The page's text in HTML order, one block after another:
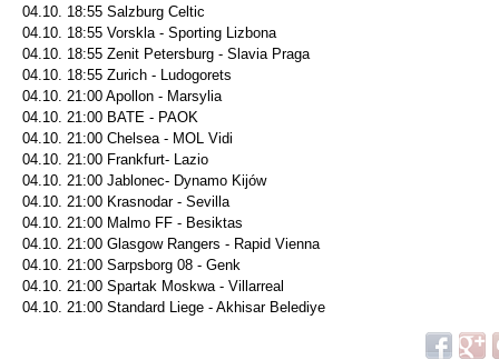
04.10. 18:55 Salzburg Celtic
04.10. 18:55 Vorskla - Sporting Lizbona
04.10. 18:55 Zenit Petersburg - Slavia Praga
04.10. 18:55 Zurich - Ludogorets
04.10. 21:00 Apollon - Marsylia
04.10. 21:00 BATE - PAOK
04.10. 21:00 Chelsea - MOL Vidi
04.10. 21:00 Frankfurt- Lazio
04.10. 21:00 Jablonec- Dynamo Kijów
04.10. 21:00 Krasnodar - Sevilla
04.10. 21:00 Malmo FF - Besiktas
04.10. 21:00 Glasgow Rangers - Rapid Vienna
04.10. 21:00 Sarpsborg 08 - Genk
04.10. 21:00 Spartak Moskwa - Villarreal
04.10. 21:00 Standard Liege - Akhisar Belediye